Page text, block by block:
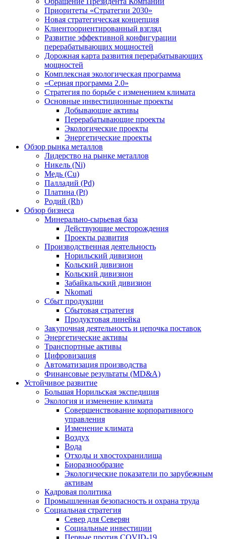
Приоритеты «Стратегии 2030»
Новая стратегическая концепция
Клиентоориентированный взгляд
Развитие эффективной конфигурации
перерабатывающих мощностей
Дорожная карта развития перерабатывающих
мощностей
Комплексная экологическая программа
«Серная программа 2.0»
Стратегия по борьбе с изменением климата
Основные инвестиционные проекты
Добывающие активы
Перерабатывающие проекты
Экологические проекты
Энергетические проекты
Обзор рынка металлов
Лидерство на рынке металлов
Никель (Ni)
Медь (Cu)
Палладий (Pd)
Платина (Pt)
Родий (Rh)
Обзор бизнеса
Минерально-сырьевая база
Действующие месторождения
Проекты развития
Производственная деятельность
Норильский дивизион
Кольский дивизион
Кольский дивизион
Забайкальский дивизион
Nkomati
Сбыт продукции
Сбытовая стратегия
Продуктовая линейка
Закупочная деятельность и цепочка поставок
Энергетические активы
Транспортные активы
Цифровизация
Автоматизация производства
Финансовые результаты (MD&A)
Устойчивое развитие
Большая Норильская экспедиция
Экология и изменение климата
Совершенствование корпоративного
управления
Изменение климата
Воздух
Вода
Отходы и хвостохранилища
Биоразнообразие
Экологические показатели по зарубежным
активам
Кадровая политика
Промышленная безопасность и охрана труда
Социальная стратегия
Север для Северян
Социальные инвестиции
Первые против COVID‑19